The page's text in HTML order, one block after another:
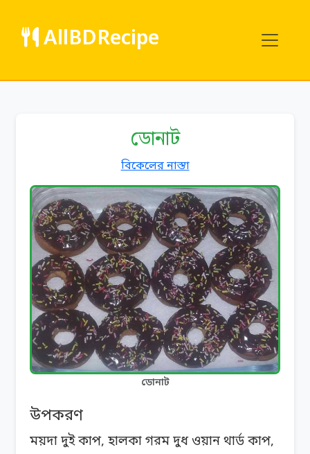
AllBDRecipe
ডোনাট
বিকেলের নাস্তা
ডোনাট
উপকরণ
ময়দা দুই কাপ, হালকা গরম দুধ ওয়ান থার্ড কাপ,